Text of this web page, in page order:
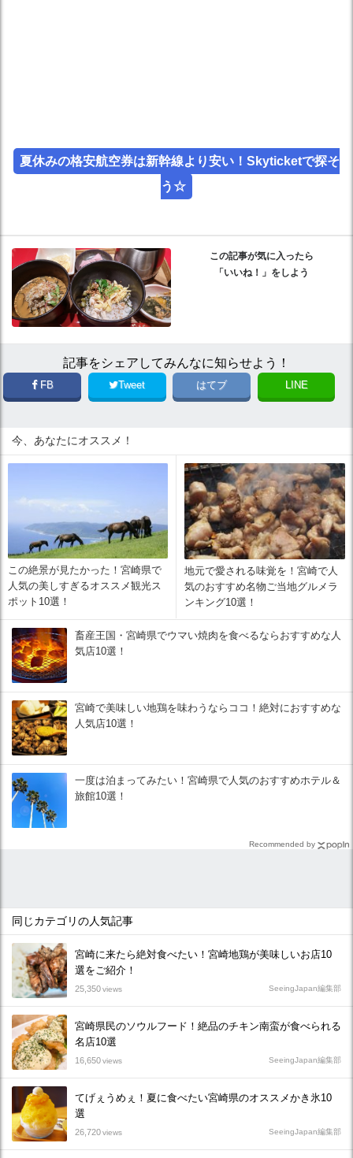
夏休みの格安航空券は新幹線より安い！Skyticketで探そ
う☆
この記事が気に入ったら
「いいね！」をしよう
記事をシェアしてみんなに知らせよう！
FB Tweet はてブ LINE
今、あなたにオススメ！
この絶景が見たかった！宮崎県で
人気の美しすぎるオススメ観光ス
ポット10選！
地元で愛される味覚を！宮崎で人
気のおすすめ名物ご当地グルメラ
ンキング10選！
畜産王国・宮崎県でウマい焼肉を食べるならおすすめな人
気店10選！
宮崎で美味しい地鶏を味わうならココ！絶対におすすめな
人気店10選！
一度は泊まってみたい！宮崎県で人気のおすすめホテル＆
旅館10選！
Recommended by
同じカテゴリの人気記事
宮崎に来たら絶対食べたい！宮崎地鶏が美味しいお店10
選をご紹介！
25,350views SeeingJapan編集部
宮崎県民のソウルフード！絶品のチキン南蛮が食べられる
名店10選
16,650views SeeingJapan編集部
てげぇうめぇ！夏に食べたい宮崎県のオススメかき氷10
選
26,720views SeeingJapan編集部